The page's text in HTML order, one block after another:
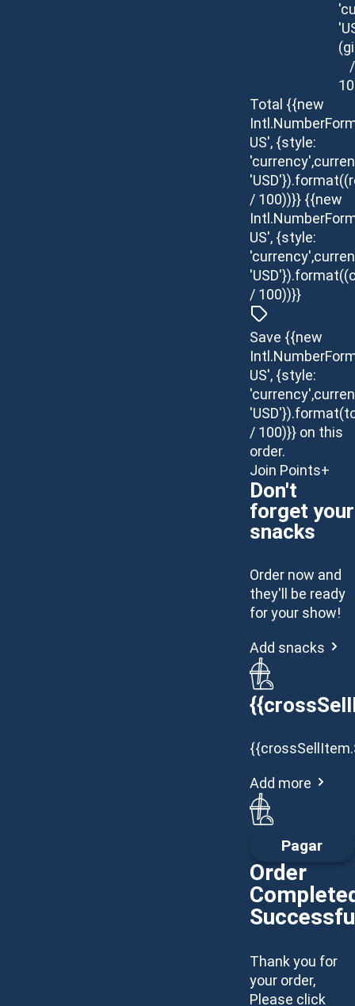
/
Total {{new
US', {style:
/ 100))}} {{new
US', {style:
/ 100))}}
Save {{new
US', {style:
/ 100)}} on this
order.
Join Points+
Don't
forget your
snacks
Order now and
they'll be ready
for your show!
Add snacks
Add more
Pagar
Order
Thank you for
your order,
Please click